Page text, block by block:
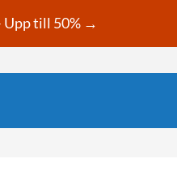
Upp till 50% →